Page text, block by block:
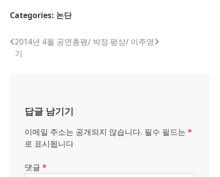
Categories: 논단
글
내
2014년 4월 공연총평/ 박정
기
평상/ 이주영
답글 남기기
이메일 주소는 공개되지 않습니다. 필수 필드는 *
로 표시됩니다
댓글 *